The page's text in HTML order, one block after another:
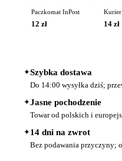
Paczkomat InPost
12 zł
Kurier
14 zł
✦Szybka dostawa
Do 14:00 wysyłka dziś;
✦Jasne pochodzenie
Towar od polskich i
✦14 dni na zwrot
Bez podawania przyczyny;